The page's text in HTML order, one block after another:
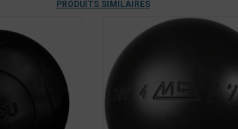
PRODUITS SIMILAIRES